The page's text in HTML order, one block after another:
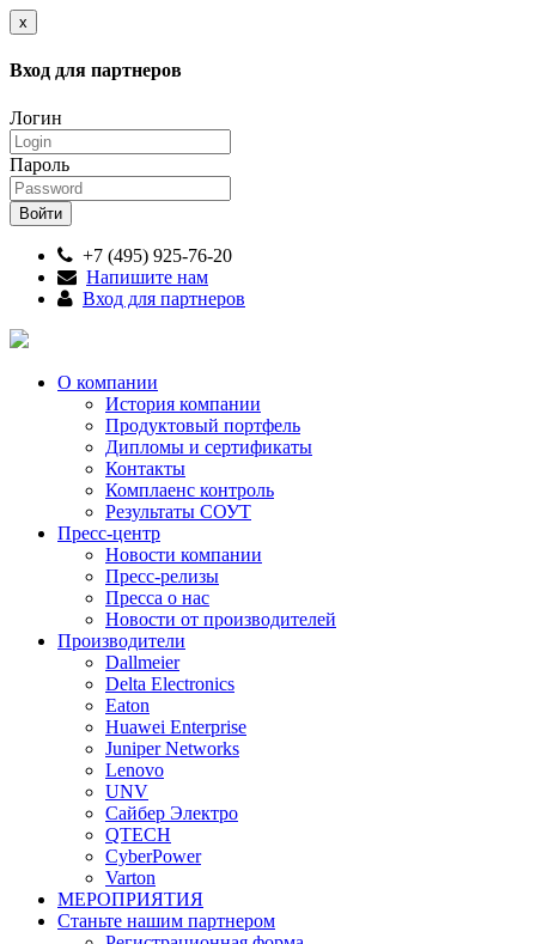
x
Вход для партнеров
Логин
Пароль
+7 (495) 925-76-20
Напишите нам
Вход для партнеров
О компании
История компании
Продуктовый портфель
Дипломы и сертификаты
Контакты
Комплаенс контроль
Результаты СОУТ
Пресс-центр
Новости компании
Пресс-релизы
Пресса о нас
Новости от производителей
Производители
Dallmeier
Delta Electronics
Eaton
Huawei Enterprise
Juniper Networks
Lenovo
UNV
Сайбер Электро
QTECH
CyberPower
Varton
МЕРОПРИЯТИЯ
Станьте нашим партнером